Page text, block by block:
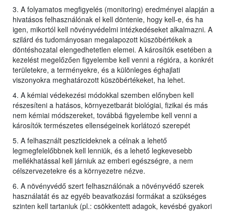
3. A folyamatos megfigyelés (monitoring) eredményei alapján a
hivatásos felhasználónak el kell döntenie, hogy kell-e, és ha
igen, mikortól kell növényvédelmi intézkedéseket alkalmazni. A
szilárd és tudományosan megalapozott küszöbértékek a
döntéshozatal elengedhetetlen elemei. A károsítók esetében a
kezelést megelőzően figyelembe kell venni a régióra, a konkrét
területekre, a terményekre, és a különleges éghajlati
viszonyokra meghatározott küszöbértékeket, ha lehet.
4. A kémiai védekezési módokkal szemben előnyben kell
részesíteni a hatásos, környezetbarát biológiai, fizikai és más
nem kémiai módszereket, továbbá figyelembe kell venni a
károsítók természetes ellenségeinek korlátozó szerepét
5. A felhasznált peszticideknek a célnak a lehető
legmegfelelőbbnek kell lenniük, és a lehető legkevesebb
mellékhatással kell járniuk az emberi egészségre, a nem
célszervezetekre és a környezetre nézve.
6. A növényvédő szert felhasználónak a növényvédő szerek
használatát és az egyéb beavatkozási formákat a szükséges
szinten kell tartaniuk (pl.: csökkentett adagok, kevésbé gyakori